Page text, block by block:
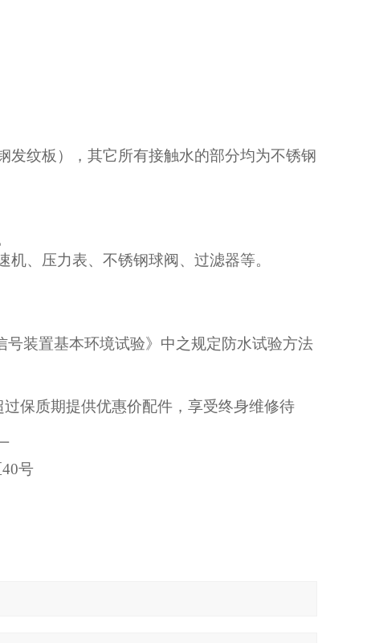
发纹板），其它所有接触水的部分均为不锈钢
机、压力表、不锈钢球阀、过滤器等。
号装置基本环境试验》中之规定防水试验方法
保质期提供优惠价配件，享受终身维修待
号